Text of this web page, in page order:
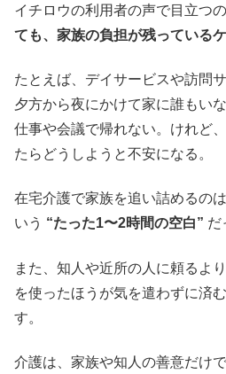
イチロウの利用者の声で目立つの
ても、家族の負担が残っている
たとえば、デイサービスや訪問
夕方から夜にかけて家に誰もい
仕事や会議で帰れない。けれど
たらどうしようと不安になる。
在宅介護で家族を追い詰めるの
いう “たった1〜2時間の空白” だ
また、知人や近所の人に頼るよ
を使ったほうが気を遣わずに済
す。
介護は、家族や知人の善意だけ